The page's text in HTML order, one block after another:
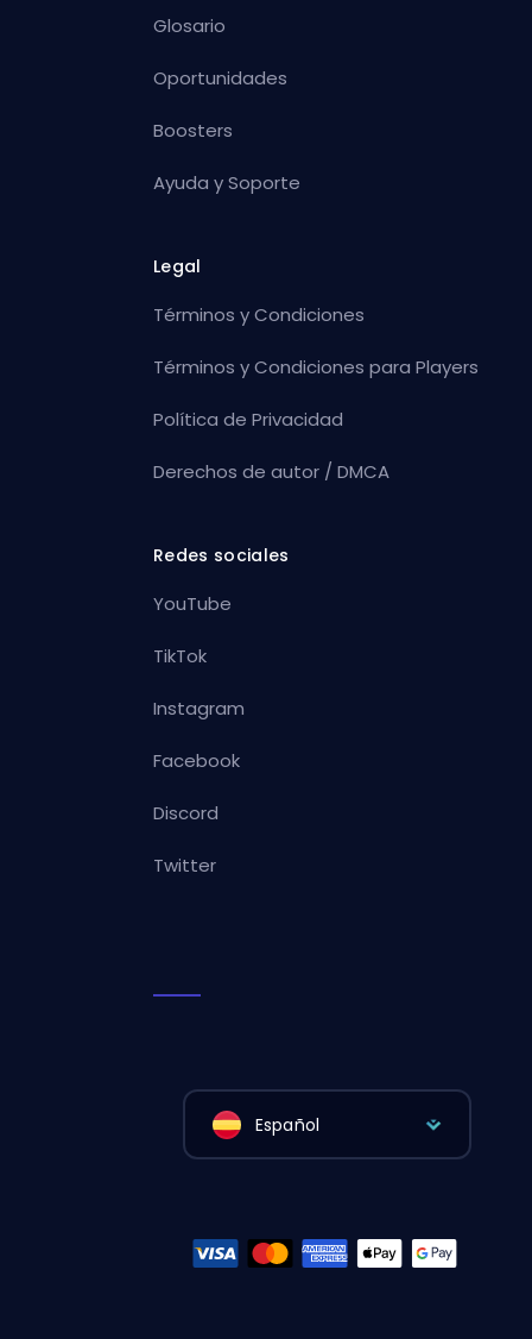
Glosario
Oportunidades
Boosters
Ayuda y Soporte
Legal
Términos y Condiciones
Términos y Condiciones para Players
Política de Privacidad
Derechos de autor / DMCA
Redes sociales
YouTube
TikTok
Instagram
Facebook
Discord
Twitter
Español